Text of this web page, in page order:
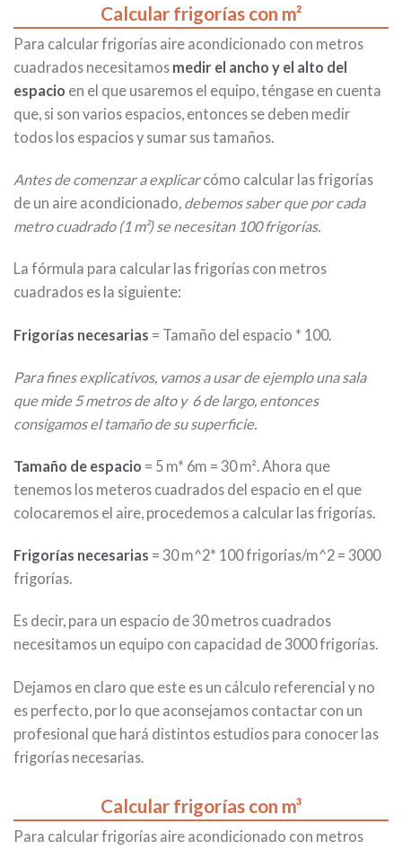
Calcular frigorías con m²
Para calcular frigorías aire acondicionado con metros
cuadrados necesitamos medir el ancho y el alto del
espacio en el que usaremos el equipo, téngase en cuenta
que, si son varios espacios, entonces se deben medir
todos los espacios y sumar sus tamaños.
Antes de comenzar a explicarcómo calcular las frigorías
de un aire acondicionado, debemos saber que por cada
metro cuadrado (1 m²) se necesitan 100 frigorías.
La fórmula para calcular las frigorías con metros
cuadrados es la siguiente:
Frigorías necesarias = Tamaño del espacio * 100.
Para fines explicativos, vamos a usar de ejemplo una sala
que mide 5 metros de alto y 6 de largo, entonces
consigamos el tamaño de su superficie.
Tamaño de espacio = 5 m* 6m = 30 m². Ahora que
tenemos los meteros cuadrados del espacio en el que
colocaremos el aire, procedemos a calcular las frigorías.
Frigorías necesarias = 30 m^2* 100 frigorías/m^2 = 3000
frigorías.
Es decir, para un espacio de 30 metros cuadrados
necesitamos un equipo con capacidad de 3000 frigorías.
Dejamos en claro que este es un cálculo referencial y no
es perfecto, por lo que aconsejamos contactar con un
profesional que hará distintos estudios para conocer las
frigorías necesarias.
Calcular frigorías con m³
Para calcular frigorías aire acondicionado con metros